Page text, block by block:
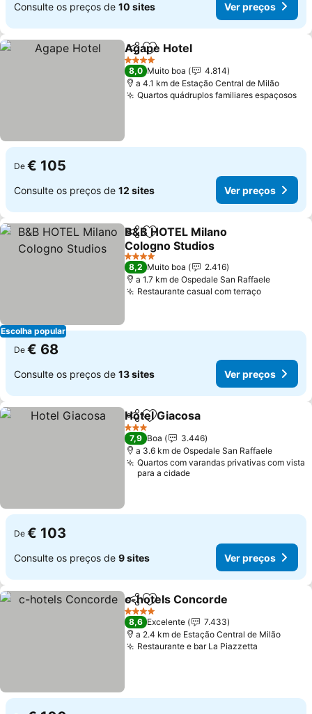
Consulte os preços de 10 sites Ver preços
PartilharAdicionar aos favoritos
Agape Hotel
4 Estrelas
8,0 Muito boa
4.814
a 4.1 km de Estação Central de Milão
Quartos quádruplos familiares espaçosos
De € 105
Consulte os preços de 12 sites Ver preços
Escolha popular
PartilharAdicionar aos favoritos
B&B HOTEL Milano
Cologno Studios
4 Estrelas
8,2 Muito boa
2.416
a 1.7 km de Ospedale San Raffaele
Restaurante casual com terraço
De € 68
Consulte os preços de 13 sites Ver preços
PartilharAdicionar aos favoritos
Hotel Giacosa
3 Estrelas
7,9 Boa
3.446
a 3.6 km de Ospedale San Raffaele
Quartos com varandas privativas com vista
para a cidade
De € 103
Consulte os preços de 9 sites Ver preços
PartilharAdicionar aos favoritos
c-hotels Concorde
4 Estrelas
8,6 Excelente
7.433
a 2.4 km de Estação Central de Milão
Restaurante e bar La Piazzetta